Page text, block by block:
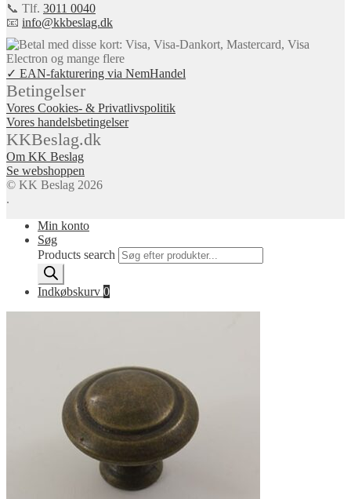
📞 Tlf. 3011 0040
📧 info@kkbeslag.dk
✓ EAN-fakturering via NemHandel
Betingelser
Vores Cookies- & Privatlivspolitik
Vores handelsbetingelser
KKBeslag.dk
Om KK Beslag
Se webshoppen
© KK Beslag 2026
.
Min konto
Søg
Products search
Indkøbskurv 0